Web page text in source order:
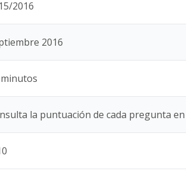
2016
2016
la puntuación de cada pregunta